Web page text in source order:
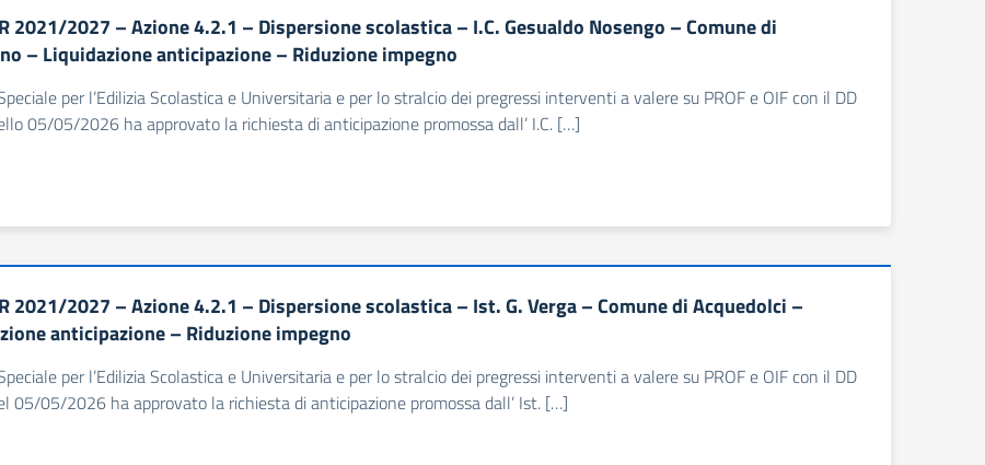
2021/2027 – Azione 4.2.1 – Dispersione scolastica – I.C. Gesualdo Nosengo – Comune di
– Liquidazione anticipazione – Riduzione impegno
per l’Edilizia Scolastica e Universitaria e per lo stralcio dei pregressi interventi a valere su PROF e OIF con il DD
05/05/2026 ha approvato la richiesta di anticipazione promossa dall’ I.C. […]
2021/2027 – Azione 4.2.1 – Dispersione scolastica – Ist. G. Verga – Comune di Acquedolci –
anticipazione – Riduzione impegno
per l’Edilizia Scolastica e Universitaria e per lo stralcio dei pregressi interventi a valere su PROF e OIF con il DD
05/05/2026 ha approvato la richiesta di anticipazione promossa dall’ Ist. […]